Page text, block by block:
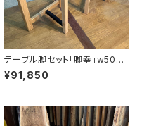
テーブル脚セット「脚幸」w500
【くり＆キハダ＆コクタン＆かえ
で】【オイル塗装 仕上げ済み】
¥91,850